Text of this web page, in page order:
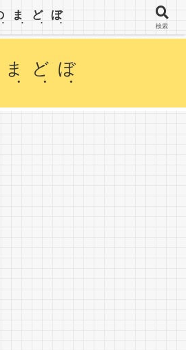
・アーリーリタイア・週３日働いて、半分休む。wifiとPC
だわらずノマド生活を楽しみます。
まどぼ
まどぼ
検索